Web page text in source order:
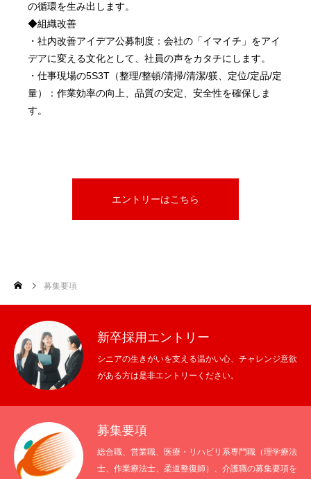
の循環を生み出します。
◆組織改善
・社内改善アイデア公募制度：会社の「イマイチ」をアイ
デアに変える文化として、社員の声をカタチにします。
・仕事現場の5S3T（整理/整頓/清掃/清潔/躾、定位/定品/定
量）：作業効率の向上、品質の安定、安全性を確保しま
す。
エントリーはこちら
募集要項
新卒採用エントリー
シニアの生きがいを支える温かい心、チャレンジ意欲
がある方は是非エントリーください。
募集要項
総合職、営業職、医療・リハビリ系専門職（理学療法
士、作業療法士、柔道整復師）、介護職の募集要項を